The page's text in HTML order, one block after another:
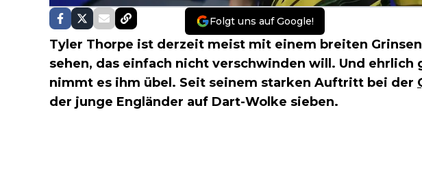
Folgt uns auf Google!
Tyler Thorpe ist derzeit meist mit einem breiten
sehen, das einfach nicht verschwinden will. Und ehrlich
nimmt es ihm übel. Seit seinem starken Auftritt bei der
der junge Engländer auf Dart-Wolke sieben.